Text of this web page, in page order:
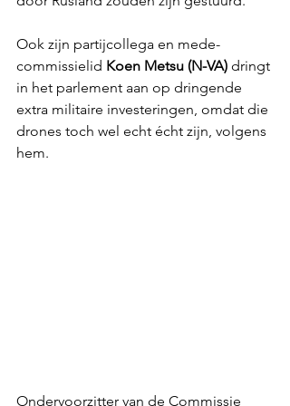
Ook zijn partijcollega en mede-
commissielid Koen Metsu (N-VA) dringt
in het parlement aan op dringende
extra militaire investeringen, omdat die
drones toch wel echt écht zijn, volgens
hem.
Ondervoorzitter van de Commissie